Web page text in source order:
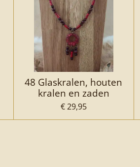
48 Glaskralen, houten
kralen en zaden
€ 29,95